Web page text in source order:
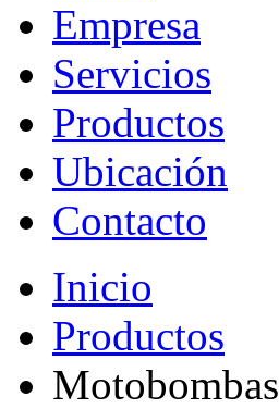
Empresa
Servicios
Productos
Ubicación
Contacto
Inicio
Productos
Motobombas